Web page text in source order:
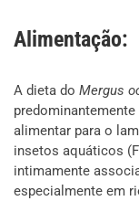
Alimentação:
A dieta do Mergus
alimentar para o
insetos aquáticos
intimamente
especialmente em